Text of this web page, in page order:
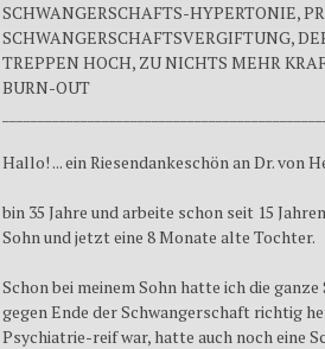
SCHWANGERSCHAFTS-HYPERTONIE,
SCHWANGERSCHAFTSVERGIFTUNG,
TREPPEN HOCH, ZU NICHTS MEHR
BURN-OUT
Hallo! ... ein Riesendankeschön an Dr. von
bin 35 Jahre und arbeite schon seit 15
Sohn und jetzt eine 8 Monate alte Tochter.
Schon bei meinem Sohn hatte ich die
gegen Ende der Schwangerschaft richtig
Psychiatrie-reif war, hatte auch noch eine